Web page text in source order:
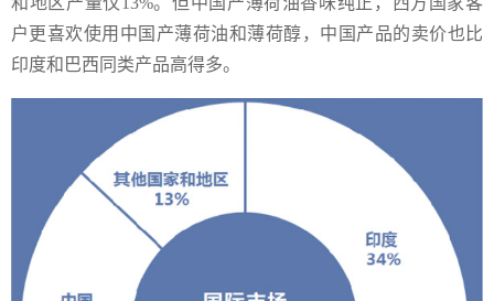
户更喜欢使用中国产薄荷油和薄荷醇，中国产品的卖价也比
印度和巴西同类产品高得多。